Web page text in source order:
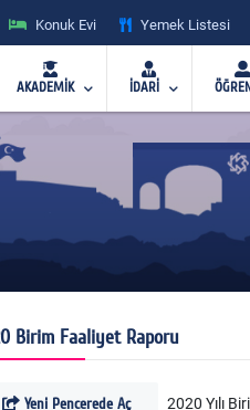
Konuk Evi Yemek Listesi
AKADEMİK İDARİ
Birim Faaliyet Raporu
Yeni Pencerede Aç 2020 Yılı